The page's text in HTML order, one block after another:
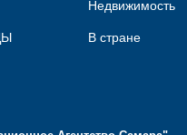
Недвижимость
В стране